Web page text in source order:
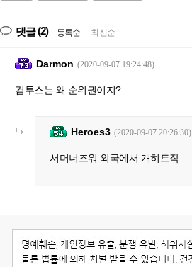
댓글(2) 등록순 최신순
Darmon (2020-09-07 19:24:48)
컴투스는 왜 순위권이지?
Heroes3 (2020-09-07 20:26:30)
서머너즈워 외국에서 개히트작